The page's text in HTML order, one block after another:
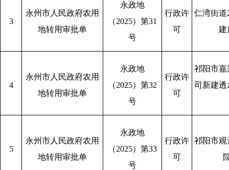
3
永州市人民政府农用
地转用审批单
永政地
（2025）第31
号
行政许
可
仁湾街道
建
4
永州市人民政府农用
地转用审批单
永政地
（2025）第32
号
行政许
可
祁阳市嘉
司新建透
5
永州市人民政府农用
地转用审批单
永政地
（2025）第33
号
行政许
可
祁阳市观